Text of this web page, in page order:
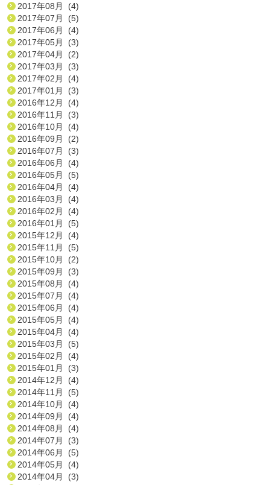
2017年08月 (4)
2017年07月 (5)
2017年06月 (4)
2017年05月 (3)
2017年04月 (2)
2017年03月 (3)
2017年02月 (4)
2017年01月 (3)
2016年12月 (4)
2016年11月 (3)
2016年10月 (4)
2016年09月 (2)
2016年07月 (3)
2016年06月 (4)
2016年05月 (5)
2016年04月 (4)
2016年03月 (4)
2016年02月 (4)
2016年01月 (5)
2015年12月 (4)
2015年11月 (5)
2015年10月 (2)
2015年09月 (3)
2015年08月 (4)
2015年07月 (4)
2015年06月 (4)
2015年05月 (4)
2015年04月 (4)
2015年03月 (5)
2015年02月 (4)
2015年01月 (3)
2014年12月 (4)
2014年11月 (5)
2014年10月 (4)
2014年09月 (4)
2014年08月 (4)
2014年07月 (3)
2014年06月 (5)
2014年05月 (4)
2014年04月 (3)